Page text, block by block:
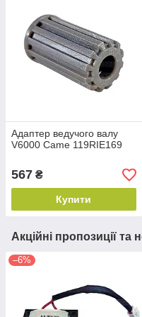
Адаптер ведучого валу
V6000 Came 119RIE169
567 ₴
Купити
Акційні пропозиції та
–6%